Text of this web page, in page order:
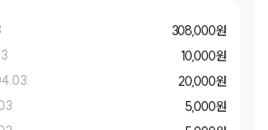
308,000 원
10,000 원
20,000 원
5,000 원